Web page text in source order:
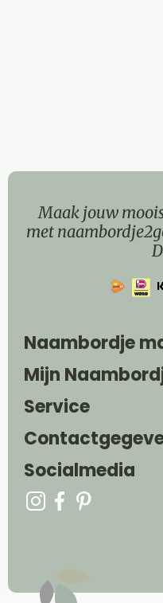
Maak jouw
met
Naambordje
Mijn
Service
Socialmedia